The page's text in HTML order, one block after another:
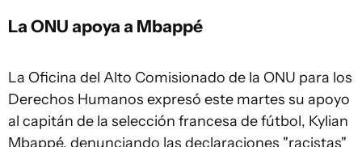
La ONU apoya a Mbappé
La Oficina del Alto Comisionado de la ONU para los
Derechos Humanos expresó este martes su apoyo
al capitán de la selección francesa de fútbol, Kylian
Mbappé, denunciando las declaraciones "racistas"